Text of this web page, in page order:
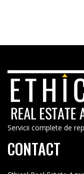
Servicii complete de
CONTACT